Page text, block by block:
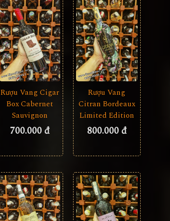
Rượu Vang Cigar
Box Cabernet
Sauvignon
700.000 đ
Rượu Vang
Citran Bordeaux
Limited Edition
800.000 đ